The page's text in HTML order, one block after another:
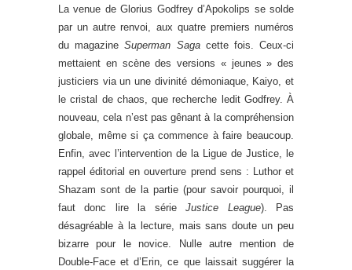
La venue de Glorius Godfrey d’Apokolips se solde
par un autre renvoi, aux quatre premiers numéros
du magazineSuperman Sagacette fois. Ceux-ci
mettaient en scène des versions « jeunes » des
justiciers via un une divinité démoniaque, Kaiyo, et
le cristal de chaos, que recherche ledit Godfrey. À
nouveau, cela n’est pas gênant à la compréhension
globale, même si ça commence à faire beaucoup.
Enfin, avec l’intervention de la Ligue de Justice, le
rappel éditorial en ouverture prend sens : Luthor et
Shazam sont de la partie (pour savoir pourquoi, il
faut donc lire la sérieJustice League). Pas
désagréable à la lecture, mais sans doute un peu
bizarre pour le novice. Nulle autre mention de
Double-Face et d’Erin, ce que laissait suggérer la